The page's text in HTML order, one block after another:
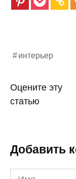
интерьер
Оцените эту
статью
Добавить
Имя